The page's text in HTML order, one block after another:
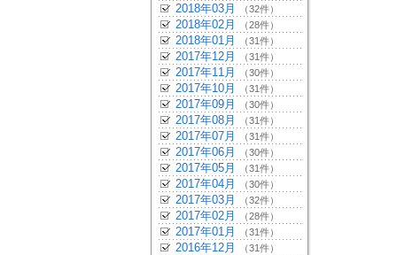
2018年03月 （32件）
2018年02月 （28件）
2018年01月 （31件）
2017年12月 （31件）
2017年11月 （30件）
2017年10月 （31件）
2017年09月 （30件）
2017年08月 （31件）
2017年07月 （31件）
2017年06月 （30件）
2017年05月 （31件）
2017年04月 （30件）
2017年03月 （32件）
2017年02月 （28件）
2017年01月 （31件）
2016年12月 （31件）